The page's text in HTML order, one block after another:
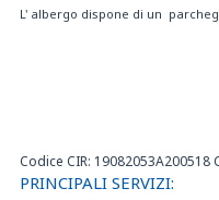
L' albergo dispone di un
Codice CIR: 19082053A200518
PRINCIPALI SERVIZI: